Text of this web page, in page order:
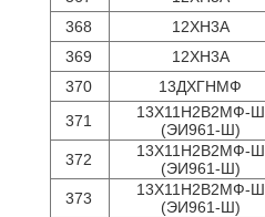
368
12ХН3А
369
12ХН3А
370
13ДХГНМФ
371
13Х11Н2В2МФ-Ш
(ЭИ961-Ш)
372
13Х11Н2В2МФ-Ш
(ЭИ961-Ш)
373
13Х11Н2В2МФ-Ш
(ЭИ961-Ш)